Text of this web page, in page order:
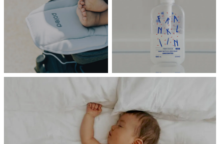
farska
嬰兒床
MiaMily
坐坐箱
BREEZE PURE
FRANKLIiN
寶寶清潔護理